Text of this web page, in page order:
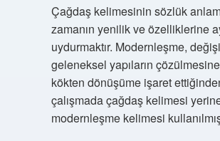
Çağdaş kelimesinin sözlük
zamanın yenilik ve özelliklerine
uydurmaktır. Modernleşme,
geleneksel yapıların
kökten dönüşüme işaret
çalışmada çağdaş kelimesi
modernleşme kelimesi